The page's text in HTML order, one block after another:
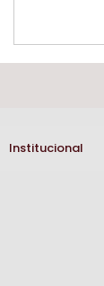
Institucional